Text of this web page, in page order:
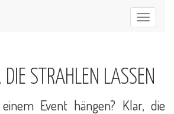
DIE STRAHLEN LASSEN
Event hängen? Klar, die